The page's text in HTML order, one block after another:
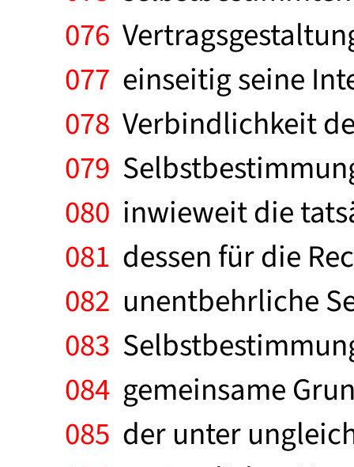
076
077 einseitig seine
078 Verbindlichkeit
079
080 inwieweit die
081 dessen für die
082 unentbehrliche
083
084 gemeinsame
085 der unter